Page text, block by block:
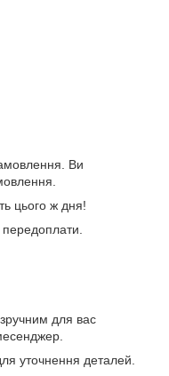
Ви
цього ж дня!
для вас
уточнення деталей.